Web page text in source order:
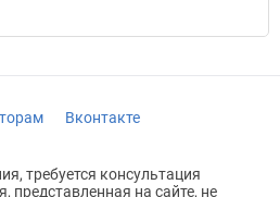
Вконтакте
требуется консультация
представленная на сайте, не